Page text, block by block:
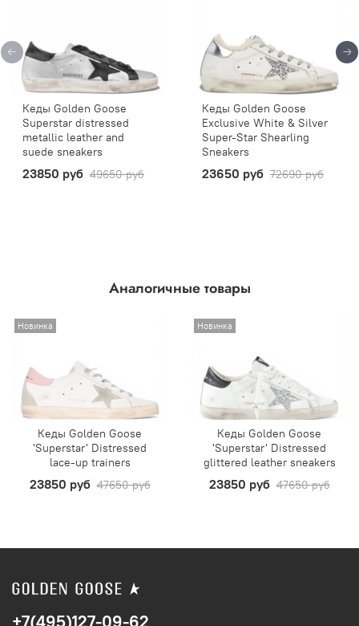
Кеды Golden Goose
Superstar distressed
metallic leather and
suede sneakers
23850 руб 49650 руб
Кеды Golden Goose
Exclusive White & Silver
Super-Star Shearling
Sneakers
23650 руб 72690 руб
Аналогичные товары
Новинка
Кеды Golden Goose
'Superstar' Distressed
lace-up trainers
23850 руб 47650 руб
Новинка
Кеды Golden Goose
'Superstar' Distressed
glittered leather sneakers
23850 руб 47650 руб